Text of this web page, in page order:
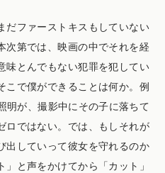
だファーストキスもしていない
次第では、映画の中でそれを経
味とんでもない犯罪を犯してい
こで僕ができることは何か。例
明が、撮影中にその子に落ちて
ロではない。では、もしそれが
出していって彼女を守れるのか
と声をかけてから「カット」